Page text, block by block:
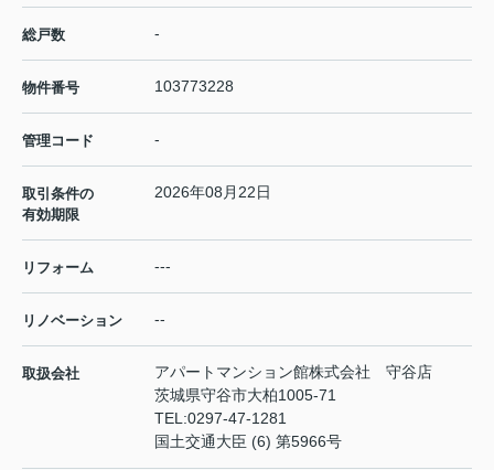
総戸数 -
物件番号 103773228
管理コード -
取引条件の
有効期限
2026年08月22日
リフォーム ---
リノベーション --
取扱会社
アパートマンション館株式会社 守谷店
茨城県守谷市大柏1005-71
TEL:0297-47-1281
国土交通大臣 (6) 第5966号